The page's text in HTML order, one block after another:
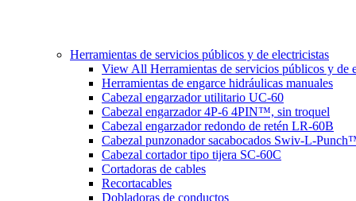
Herramientas de servicios públicos y de electricistas
View All Herramientas de servicios públicos y de
Herramientas de engarce hidráulicas manuales
Cabezal engarzador utilitario UC-60
Cabezal engarzador 4P-6 4PIN™, sin troquel
Cabezal engarzador redondo de retén LR-60B
Cabezal punzonador sacabocados Swiv-L-
Cabezal cortador tipo tijera SC-60C
Cortadoras de cables
Recortacables
Dobladoras de conductos